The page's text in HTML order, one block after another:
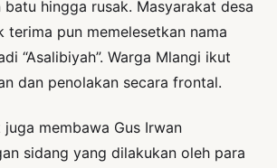
hingga rusak. Masyarakat desa
terima pun memelesetkan nama
“Asalibiyah”. Warga Mlangi ikut
dan penolakan secara frontal.
membawa Gus Irwan
sidang yang dilakukan oleh para